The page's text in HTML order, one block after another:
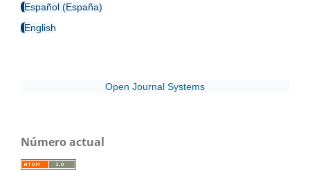
Español (España)
English
Open Journal Systems
Número actual